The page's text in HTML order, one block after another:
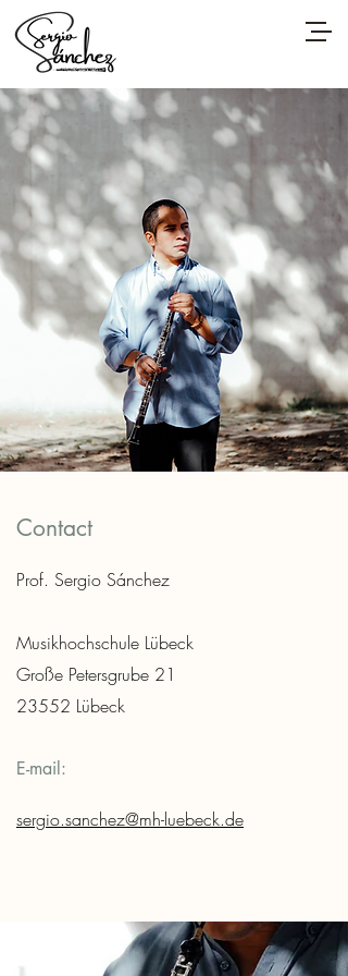
Contact
Prof. Sergio Sánchez
Musikhochschule Lübeck
Große Petersgrube 21
23552 Lübeck
E-mail:
sergio.sanchez@mh-luebeck.de